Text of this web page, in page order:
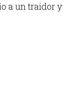
a un traidor y